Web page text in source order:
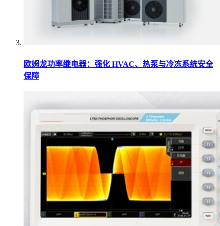
欧姆龙功率继电器：强化 HVAC、热泵与冷冻系统安全
保障